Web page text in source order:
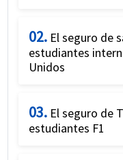
International
estudiantes
UU.
cobertura
estudiantes que
02. El seguro de
estudiantes
Unidos
estudiantes
Unidos
03. El seguro de
estudiantes F1